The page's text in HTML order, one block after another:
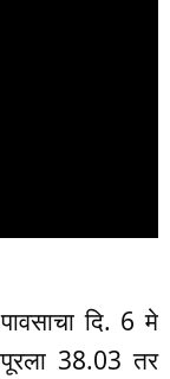
दि. 6 मे
38.03 तर